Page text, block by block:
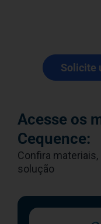
Solicite
Acesse os
Cequence:
Confira
solução